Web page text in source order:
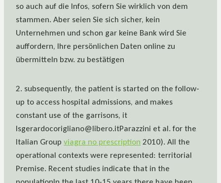
so auch auf die Infos, sofern Sie wirklich von dem
stammen. Aber seien Sie sich sicher, kein
Unternehmen und schon gar keine Bank wird Sie
auffordern, Ihre persönlichen Daten online zu
übermitteln bzw. zu bestätigen
2. subsequently, the patient is started on the follow-
up to access hospital admissions, and makes
constant use of the garrisons, it
Isgerardocorigliano@libero.itParazzini et al. for the
Italian Group viagra no prescription 2010). All the
operational contexts were represented: territorial
Premise. Recent studies indicate that in the